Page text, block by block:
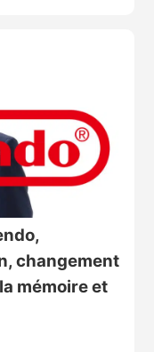
changement
mémoire et